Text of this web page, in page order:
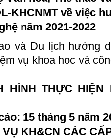
KHCNMT về việc
năm 2021-2022
và Du lịch hướng
vụ khoa học và
HÌNH THỰC
15 tháng 5 năm
VỤ KH&CN CÁC